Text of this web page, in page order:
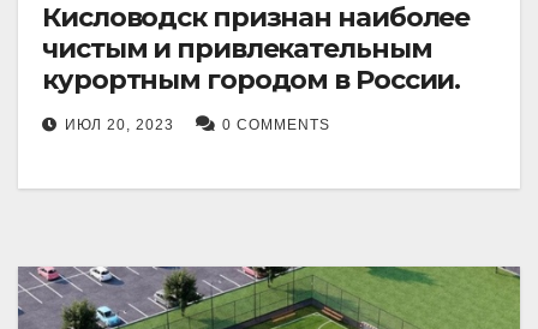
Кисловодск признан наиболее
чистым и привлекательным
курортным городом в России.
ИЮЛ 20, 2023 0 COMMENTS